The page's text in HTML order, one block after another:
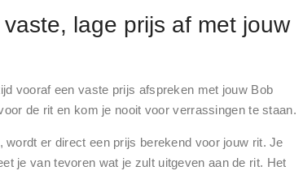
lage prijs af met jouw
vooraf een vaste prijs afspreken met jouw Bob
de rit en kom je nooit voor verrassingen te staan.
er direct een prijs berekend voor jouw rit. Je
je van tevoren wat je zult uitgeven aan de rit. Het